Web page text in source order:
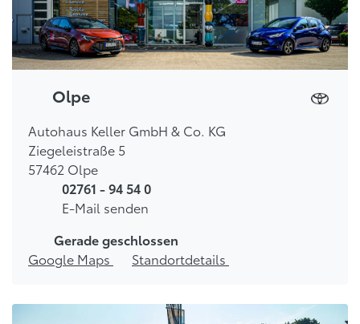
Olpe
Autohaus Keller GmbH & Co. KG
Ziegeleistraße 5
57462 Olpe
02761 - 94 54 0
E-Mail senden
Gerade geschlossen
Google Maps Standortdetails